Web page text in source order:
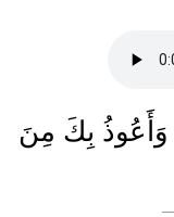
وَأَعُوذُ بِكَ مِنَ